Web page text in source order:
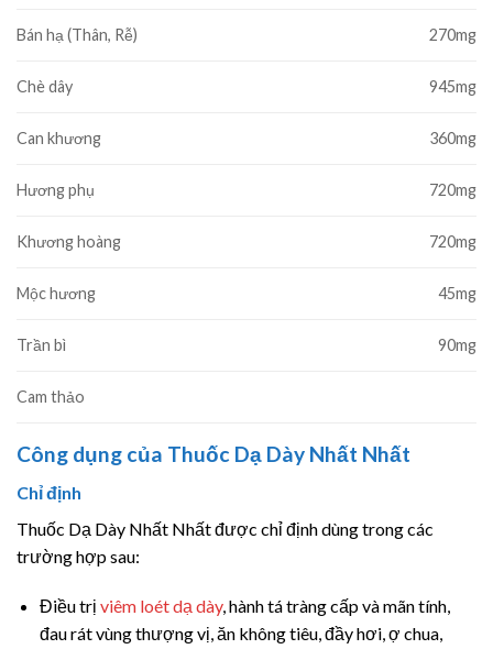
Bán hạ (Thân, Rễ) 270mg
Chè dây 945mg
Can khương 360mg
Hương phụ 720mg
Khương hoàng 720mg
Mộc hương 45mg
Trần bì 90mg
Cam thảo
Công dụng của Thuốc Dạ Dày Nhất Nhất
Chỉ định
Thuốc Dạ Dày Nhất Nhất được chỉ định dùng trong các
trường hợp sau:
Điều trị viêm loét dạ dày, hành tá tràng cấp và mãn tính,
đau rát vùng thượng vị, ăn không tiêu, đầy hơi, ợ chua,